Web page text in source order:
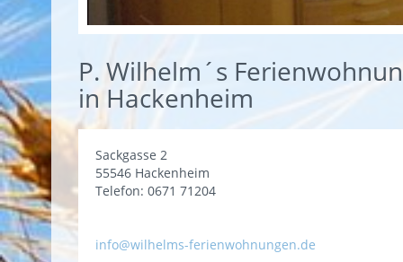
P. Wilhelm´s
in Hackenheim
Sackgasse 2
55546 Hackenheim
Telefon: 0671 71204
info@wilhelms-ferienwohnungen.de